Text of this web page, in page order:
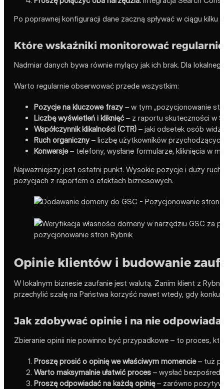
Po poprawnej konfiguracji dane zaczną spływać w ciągu
Które wskaźniki monitorować regularnie
Nadmiar danych bywa równie mylący jak ich brak. Dla
Warto regularnie obserwować przede wszystkim:
Pozycje na kluczowe frazy – w tym „pozycjonowanie
Liczbę wyświetleń i kliknięć– z raportu skuteczności w
Współczynnik klikalności (CTR) – jaki odsetek osób
Ruch organiczny – liczbę użytkowników
Konwersje– telefony, wysłane formularze, kliknięcia w
Najważniejszy jest ostatni punkt. Wysokie pozycje i duży
pozycjach z raportem o efektach biznesowych.
Opinie klientów i budowanie
W lokalnym biznesie zaufanie jest walutą. Zanim klient z
przechylić szalę na Państwa korzyść nawet wtedy, gdy
Jak zdobywać opinie i na nie
Zbieranie opinii nie powinno być przypadkowe – to proces,
Proszę prosić o opinię we właściwym momencie– tuż
Warto maksymalnie ułatwić proces – wysłać
Proszę odpowiadać na każdą opinię– zarówno